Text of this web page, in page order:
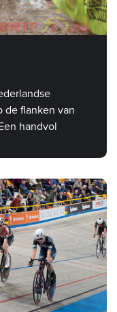
de flanken van
handvol